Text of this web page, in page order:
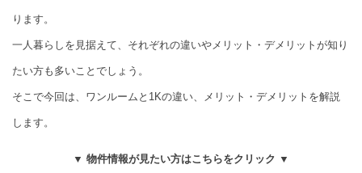
ります。
一人暮らしを見据えて、それぞれの違いやメリット・デメリットが知り
たい方も多いことでしょう。
そこで今回は、ワンルームと1Kの違い、メリット・デメリットを解説
します。
▼ 物件情報が見たい方はこちらをクリック ▼